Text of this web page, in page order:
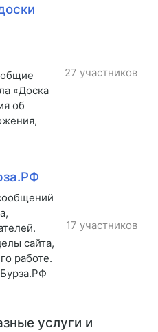
«Доска
об
27 участников
сайта,
работе.
17 участников
услуги и